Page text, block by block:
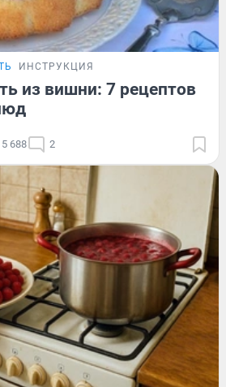
ИНСТРУКЦИЯ
из вишни: 7 рецептов
5 688 2